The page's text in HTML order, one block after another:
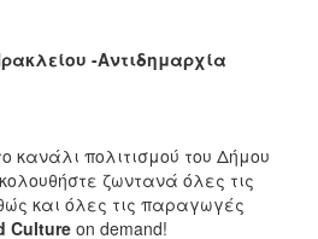
-Αντιδημαρχία
κανάλι πολιτισμού του Δήμου
ζωντανά όλες τις
και όλες τις παραγωγές
Culture on demand!